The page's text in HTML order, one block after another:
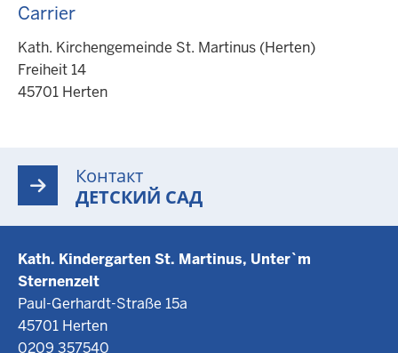
Carrier
Kath. Kirchengemeinde St. Martinus (Herten)
Freiheit 14
45701 Herten
Контакт
ДЕТСКИЙ САД
Kath. Kindergarten St. Martinus, Unter`m
Sternenzelt
Paul-Gerhardt-Straße 15a
45701 Herten
0209 357540